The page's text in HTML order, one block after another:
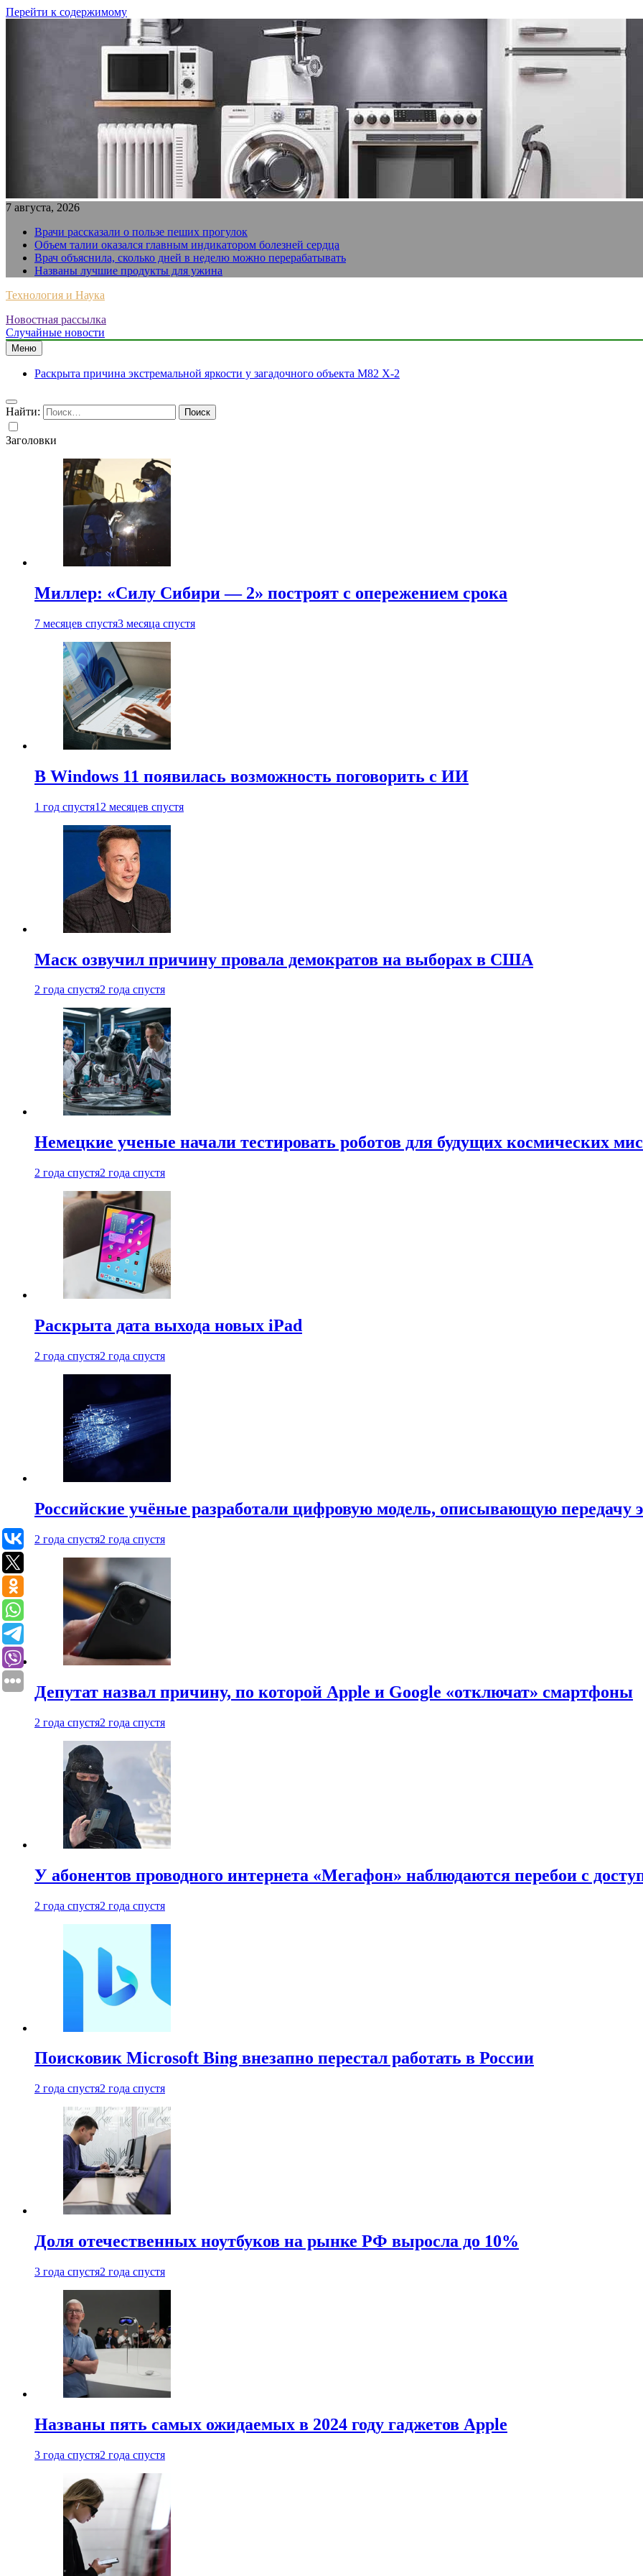
Перейти к содержимому
7 августа, 2026
Врачи рассказали о пользе пеших прогулок
Объем талии оказался главным индикатором болезней сердца
Врач объяснила, сколько дней в неделю можно перерабатывать
Названы лучшие продукты для ужина
Технология и Наука
Новостная рассылка
Случайные новости
Меню
Раскрыта причина экстремальной яркости у загадочного объекта M82 X-2
Найти:
Заголовки
Миллер: «Силу Сибири — 2» построят с опережением срока
7 месяцев спустя3 месяца спустя
В Windows 11 появилась возможность поговорить с ИИ
1 год спустя12 месяцев спустя
Маск озвучил причину провала демократов на выборах в США
2 года спустя2 года спустя
Немецкие ученые начали тестировать роботов для будущих космических
2 года спустя2 года спустя
Раскрыта дата выхода новых iPad
2 года спустя2 года спустя
Российские учёные разработали цифровую модель, описывающую передачу
2 года спустя2 года спустя
Депутат назвал причину, по которой Apple и Google «отключат» смартфоны
2 года спустя2 года спустя
У абонентов проводного интернета «Мегафон» наблюдаются перебои с
2 года спустя2 года спустя
Поисковик Microsoft Bing внезапно перестал работать в России
2 года спустя2 года спустя
Доля отечественных ноутбуков на рынке РФ выросла до 10%
3 года спустя2 года спустя
Названы пять самых ожидаемых в 2024 году гаджетов Apple
3 года спустя2 года спустя